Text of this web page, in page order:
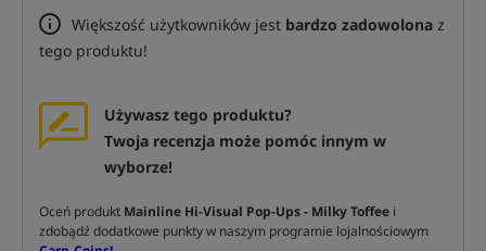
Większość użytkowników jest bardzo zadowolona z
tego produktu!
Używasz tego produktu?
Twoja recenzja może pomóc innym w
wyborze!
Oceń produkt Mainline Hi-Visual Pop-Ups - Milky Toffee i
zdobądź dodatkowe punkty w naszym programie lojalnościowym